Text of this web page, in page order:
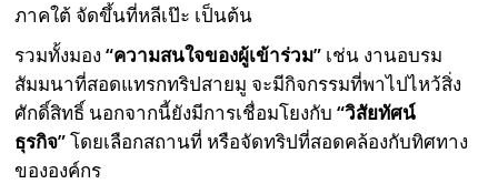
ภาคใต้ จัดขึ้นที่หลีเป๊ะ เป็นต้น
รวมทั้งมอง“ความสนใจของผู้เข้าร่วม” เช่น งานอบรม
สัมมนาที่สอดแทรกทริปสายมู จะมีกิจกรรมที่พาไปไหว้สิ่ง
ศักดิ์สิทธิ์ นอกจากนี้ยังมีการเชื่อมโยงกับ“วิสัยทัศน์
ธุรกิจ”โดยเลือกสถานที่ หรือจัดทริปที่สอดคล้องกับทิศทาง
ขององค์กร